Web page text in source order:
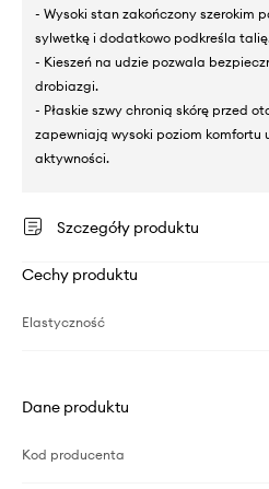
- Wysoki stan zakończony szerokim
sylwetkę i dodatkowo podkreśla
- Kieszeń na udzie pozwala
drobiazgi.
- Płaskie szwy chronią skórę przed
zapewniają wysoki poziom komfortu
aktywności.
Szczegóły produktu
Cechy produktu
Elastyczność
Dane produktu
Kod producenta